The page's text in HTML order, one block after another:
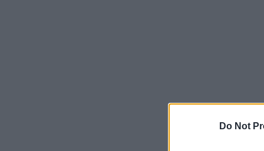
Do Not